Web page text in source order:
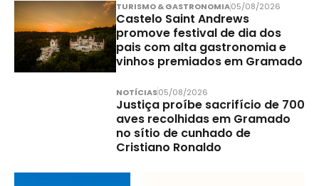
TURISMO & GASTRONOMIA05/08/2026
Castelo Saint Andrews
promove festival de dia dos
pais com alta gastronomia e
vinhos premiados em Gramado
NOTÍCIAS05/08/2026
Justiça proíbe sacrifício de 700
aves recolhidas em Gramado
no sítio de cunhado de
Cristiano Ronaldo